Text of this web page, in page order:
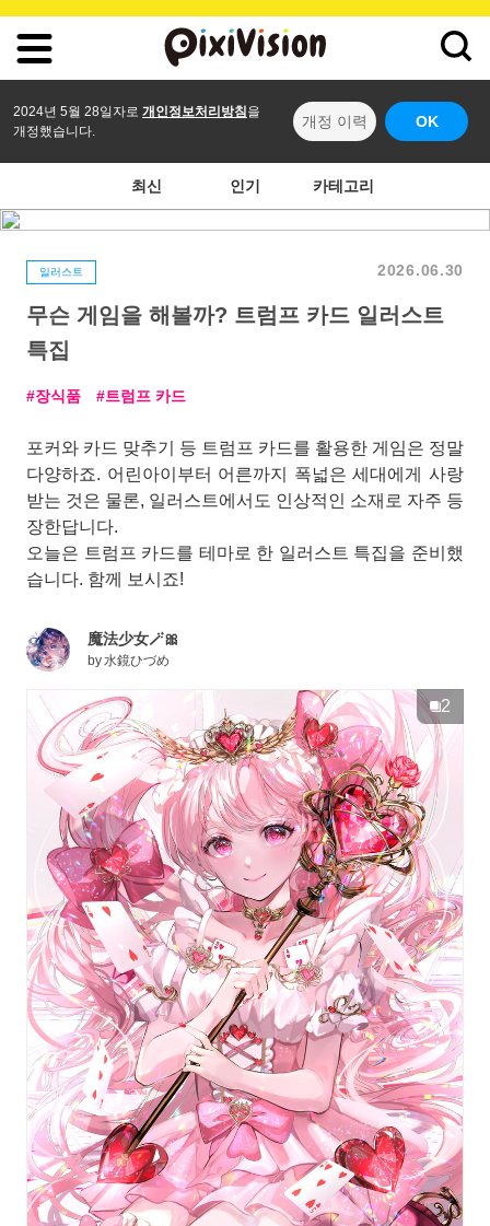
2024년 5월 28일자로 개인정보처리방침 을
개정했습니다.
개정 이력 OK
최신 인기 카테고리
일러스트 2026.06.30
무슨 게임을 해볼까? 트럼프 카드 일러스트
특집
장식품 트럼프 카드
포커와 카드 맞추기 등 트럼프 카드를 활용한 게임은 정말
다양하죠. 어린아이부터 어른까지 폭넓은 세대에게 사랑
받는 것은 물론, 일러스트에서도 인상적인 소재로 자주 등
장한답니다.
오늘은 트럼프 카드를 테마로 한 일러스트 특집을 준비했
습니다. 함께 보시죠!
魔法少女🪄🎀
by水鏡ひづめ
2